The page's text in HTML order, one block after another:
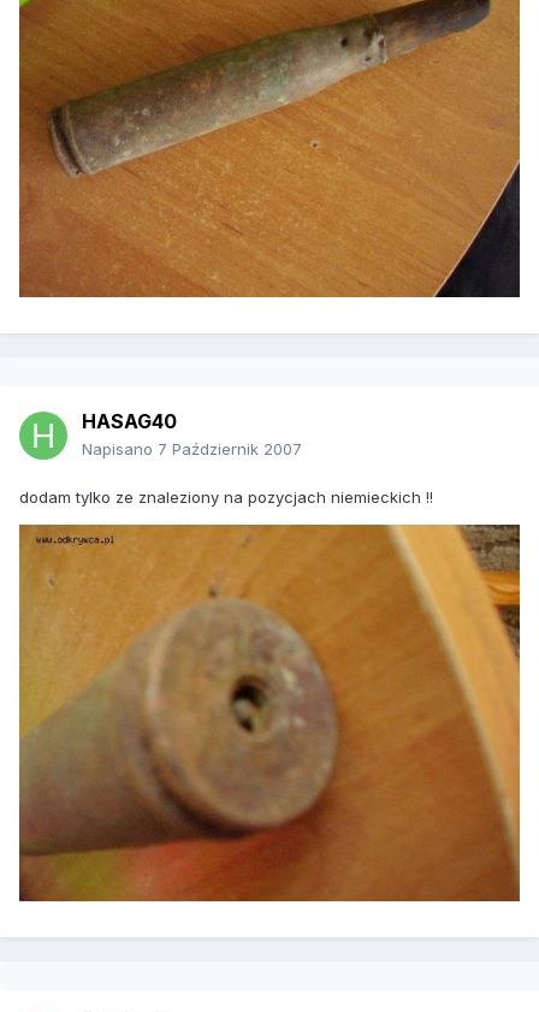
HASAG40
Napisano 7 Październik 2007
dodam tylko ze znaleziony na pozycjach niemieckich !!